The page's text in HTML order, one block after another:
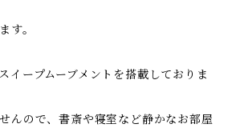
す。
イープムーブメントを搭載しておりま
んので、書斎や寝室など静かなお部屋